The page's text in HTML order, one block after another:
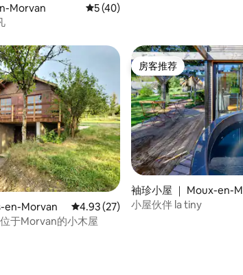
Morvan 平均评分 5 分（满分 5 分），共 40
5 (40)
共 82 条评价
en-Morvan 平均评分 4.93 分（满分 5 分），共 27
4.93 (27)
于Morvan的小木屋
房客推荐
房客推荐
袖珍小屋 ｜ Moux-en-
小屋伙伴 la tiny